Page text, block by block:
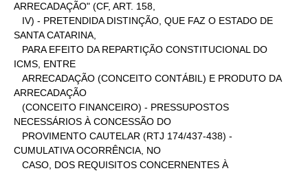
ARRECADAÇÃO" (CF, ART. 158,
SANTA CATARINA,
ICMS, ENTRE
ARRECADAÇÃO
NECESSÁRIOS À CONCESSÃO DO
CUMULATIVA OCORRÊNCIA, NO